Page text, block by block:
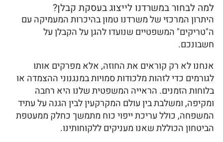
למה לבחור במשרדנו לייצוג בעסקת קבלן?
היתרון המרכזי של משרדנו טמון בהיכרות המעמיקה עם
ה"טריקים" המשפטיים שנועדו להגן על הקבלן על
חשבונכם.
אנחנו לא רק קוראים את החוזה, אלא מפרקים אותו
לגורמים כדי לזהות מלכודות סמויות במנגנוני ההצמדה או
בלוחות הזמנים. הראייה המשפטית שלנו היא רחבה
ומקיפה, ומשלבת בין עולם המקרקעין לבין הגנה על עתיד
המשפחה, כולל עריכת ייפוי כוח מתמשך כחלק ממעטפת
הביטחון הכוללת שאנו מעניקים ללקוחותינו.